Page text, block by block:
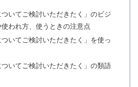
ついてご検討いただきたく」のビジ
われ方、使うときの注意点
ついてご検討いただきたく」を使っ
ついてご検討いただきたく」の類語